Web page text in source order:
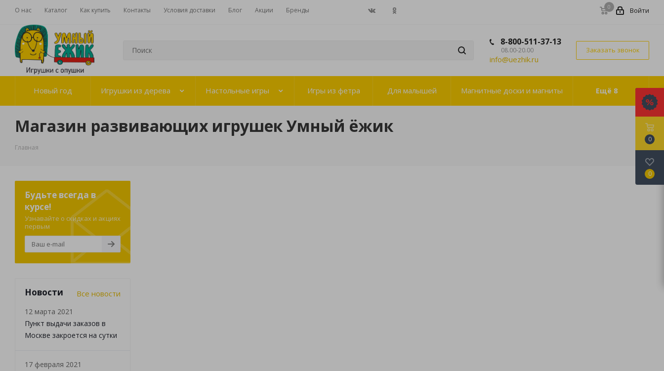
О нас Каталог Как купить Контакты Условия доставки Блог Акции Бренды 0 Войти
8-800-511-37-13
08.00-20.00
info@uezhik.ru
Заказать звонок
Новый год Игрушки из дерева Настольные игры Игры из фетра Для малышей Магнитные доски и магниты Ещё 8
Магазин развивающих игрушек Умный ёжик
Главная
Будьте всегда в
курсе!
Узнавайте о скидках и акциях
первым
Новости Все новости
12 марта 2021
Пункт выдачи заказов в
Москве закроется на сутки
17 февраля 2021
0
0